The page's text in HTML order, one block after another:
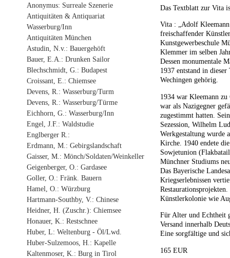
Anonymus: Surreale Szenerie
Antiquitäten & Antiquariat
Wasserburg/Inn
Antiquitäten München
Astudin, N.v.: Bauergehöft
Bauer, E.A.: Drunken Sailor
Blechschmidt, G.: Budapest
Croissant, E.: Chiemsee
Devens, R.: Wasserburg/Turm
Devens, R.: Wasserburg/Türme
Eichhorn, G.: Wasserburg/Inn
Engel, J.F.: Waldstudie
Englberger R.:
Erdmann, M.: Gebirgslandschaft
Gaisser, M.: Mönch/Soldaten/Weinkeller
Geigenberger, O.: Gardasee
Goller, O.: Fränk. Bauern
Hamel, O.: Würzburg
Hartmann-Southby, V.: Chinese
Heidner, H. (Zuschr.): Chiemsee
Honauer, K.: Restschnee
Huber, L: Weltenburg - Öl/Lwd.
Huber-Sulzemoos, H.: Kapelle
Kaltenmoser, K.: Burg in Tirol
Das Textblatt zur Vita
Vita : „Adolf
freischaffender
Kunstgewerbeschule
Klemmer im selben
Dessen monumentale
1937 entstand in
Wechingen gehörig.
1934 war Kleemann
war als Nazigegner
zugestimmt hatten.
Sezession, Wilhelm
Werkgestaltung wurde
Kirche. 1940 endete
Sowjetunion
Münchner Studiums
Das Bayerische
Kriegserlebnissen
Künstlerkolonie wie
Für Alter und Echtheit
Versand innerhalb
Eine sorgfältige und
165 EUR